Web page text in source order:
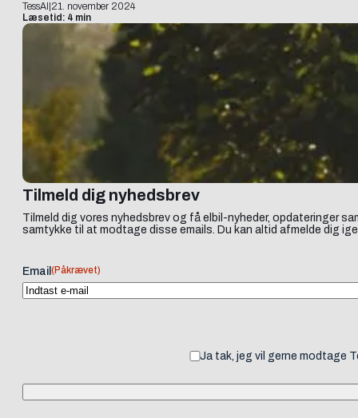
TessAI 21. november 2024
Læsetid: 4 min
Tilmeld dig nyhedsbrev
Tilmeld dig vores nyhedsbrev og få elbil-nyheder, opdateringer
samtykke til at modtage disse emails. Du kan altid afmelde dig
Email (Påkrævet)
Ja tak, jeg vil gerne modtage